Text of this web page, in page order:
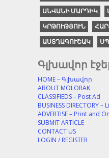
ԱՆՎԱՆԻ ՄԱՐԴԻԿ
ԿՐԹՈՒԹՅՈՒՆ
ԱՍՏՂԱԳՈՒՇԱԿ
Գլխավոր
HOME – Գլխավոր
ABOUT MOLORAK
CLASSIFIEDS – Post Ad
BUSINESS DIRECTORY
ADVERTISE – Print and
SUBMIT ARTICLE
CONTACT US
LOGIN / REGISTER